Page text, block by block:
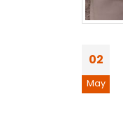
02
May